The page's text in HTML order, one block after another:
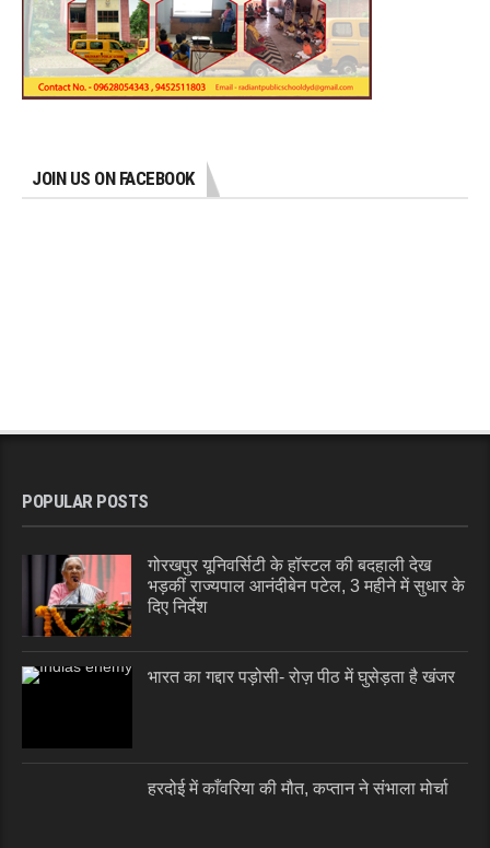
JOIN US ON FACEBOOK
POPULAR POSTS
गोरखपुर यूनिवर्सिटी के हॉस्टल की बदहाली देख
भड़कीं राज्यपाल आनंदीबेन पटेल, 3 महीने में सुधार के
दिए निर्देश
भारत का गद्दार पड़ोसी- रोज़ पीठ में घुसेड़ता है खंजर
हरदोई में काँवरिया की मौत, कप्तान ने संभाला मोर्चा